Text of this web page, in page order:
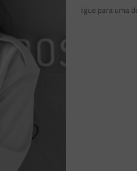
ligue para uma